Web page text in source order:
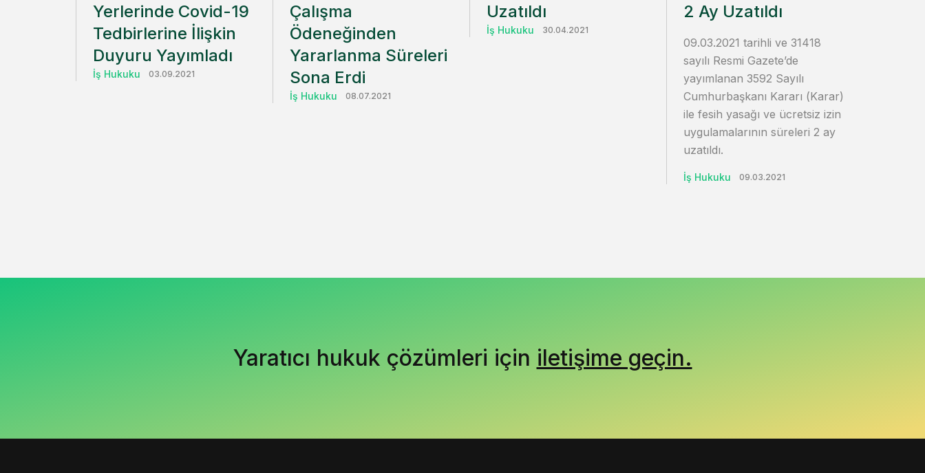
Yerlerinde Covid-19
Tedbirlerine İlişkin
Duyuru Yayımladı
İş Hukuku 03.09.2021
Çalışma
Ödeneğinden
Yararlanma Süreleri
Sona Erdi
İş Hukuku 08.07.2021
Uzatıldı
İş Hukuku 30.04.2021
2 Ay Uzatıldı
09.03.2021 tarihli ve 31418
sayılı Resmi Gazete’de
yayımlanan 3592 Sayılı
Cumhurbaşkanı Kararı (Karar)
ile fesih yasağı ve ücretsiz izin
uygulamalarının süreleri 2 ay
uzatıldı.
İş Hukuku 09.03.2021
Yaratıcı hukuk çözümleri için iletişime geçin.